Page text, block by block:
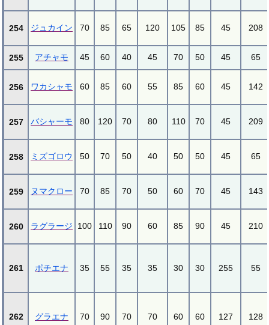
254 ジュカイン 70 85 65 120 105 85 45 208
255 アチャモ 45 60 40 45 70 50 45 65
256 ワカシャモ 60 85 60 55 85 60 45 142
257 バシャーモ 80 120 70 80 110 70 45 209
258 ミズゴロウ 50 70 50 40 50 50 45 65
259 ヌマクロー 70 85 70 50 60 70 45 143
260 ラグラージ 100 110 90 60 85 90 45 210
261 ポチエナ 35 55 35 35 30 30 255 55
262 グラエナ 70 90 70 70 60 60 127 128